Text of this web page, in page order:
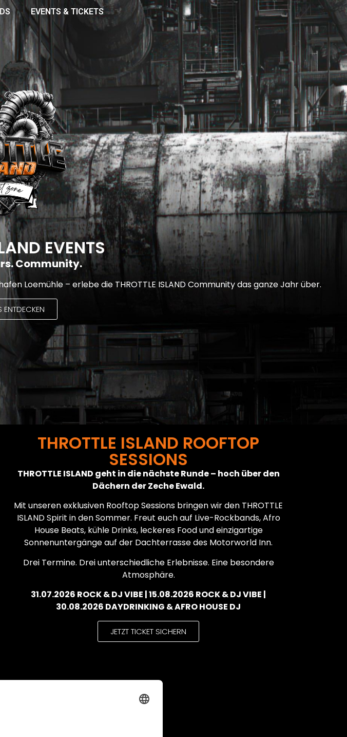
EVENTS & TICKETS
EVENTS
Community.
Loemühle – erlebe die THROTTLE ISLAND Community das ganze Jahr über.
ENTDECKEN
THROTTLE ISLAND ROOFTOP
SESSIONS
THROTTLE ISLAND geht in die nächste Runde – hoch über den
Dächern der Zeche Ewald.
Mit unseren exklusiven Rooftop Sessions bringen wir den THROTTLE
ISLAND Spirit in den Sommer. Freut euch auf Live-Rockbands, Afro
House Beats, kühle Drinks, leckeres Food und einzigartige
Sonnenuntergänge auf der Dachterrasse des Motorworld Inn.
Drei Termine. Drei unterschiedliche Erlebnisse. Eine besondere
Atmosphäre.
31.07.2026 ROCK & DJ VIBE | 15.08.2026 ROCK & DJ VIBE |
30.08.2026 DAYDRINKING & AFRO HOUSE DJ
JETZT TICKET SICHERN